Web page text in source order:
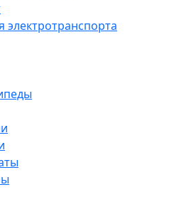
электротранспорта